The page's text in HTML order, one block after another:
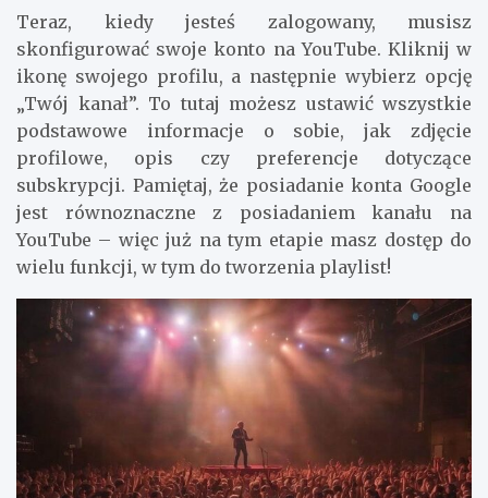
Teraz, kiedy jesteś zalogowany, musisz
skonfigurować swoje konto na YouTube. Kliknij w
ikonę swojego profilu, a następnie wybierz opcję
„Twój kanał”. To tutaj możesz ustawić wszystkie
podstawowe informacje o sobie, jak zdjęcie
profilowe, opis czy preferencje dotyczące
subskrypcji. Pamiętaj, że posiadanie konta Google
jest równoznaczne z posiadaniem kanału na
YouTube – więc już na tym etapie masz dostęp do
wielu funkcji, w tym do tworzenia playlist!